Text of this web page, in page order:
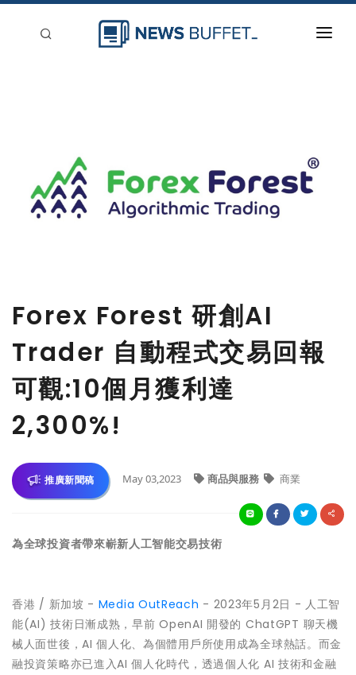
刊登
Forex Forest 研創AI
Trader 自動程式交易回報
可觀:10個月獲利達
2,300%!
推廣新聞稿 May 03,2023 商品與服務 商業
為全球投資者帶來嶄新人工智能交易技術
香港 / 新加坡 - Media OutReach - 2023年5月2日 - 人工智
能(AI) 技術日漸成熟，早前 OpenAI 開發的 ChatGPT 聊天機
械人面世後，AI 個人化、為個體用戶所使用成為全球熱話。而金
融投資策略亦已進入AI 個人化時代，透過個人化 AI 技術和金融